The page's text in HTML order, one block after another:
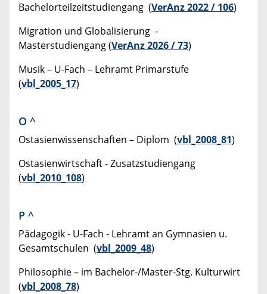
Bachelorteilzeitstudiengang (VerAnz 2022 / 106)
Migration und Globalisierung -
Masterstudiengang (VerAnz 2026 / 73)
Musik – U-Fach – Lehramt Primarstufe
(vbl_2005_17)
O ^
Ostasienwissenschaften – Diplom (vbl_2008_81)
Ostasienwirtschaft - Zusatzstudiengang
(vbl_2010_108)
P ^
Pädagogik - U-Fach - Lehramt an Gymnasien u.
Gesamtschulen (vbl_2009_48)
Philosophie – im Bachelor-/Master-Stg. Kulturwirt
(vbl_2008_78)